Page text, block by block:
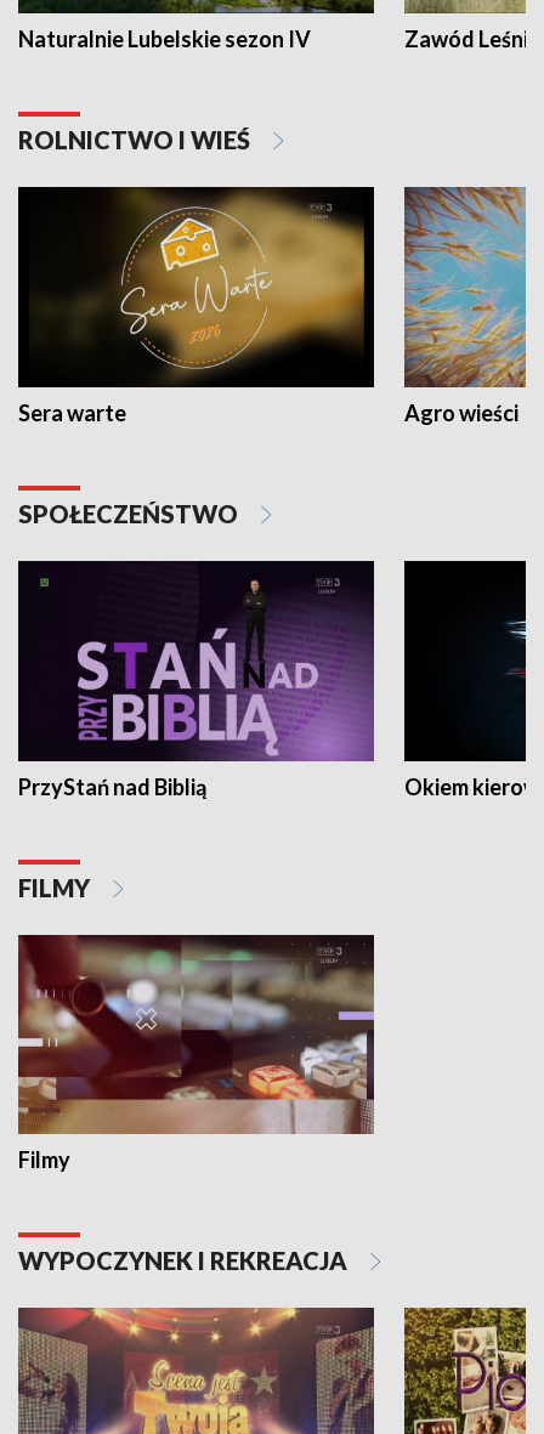
Naturalnie Lubelskie sezon IV Zawód Leśnik
ROLNICTWO I WIEŚ
Sera warte Agro wieści
SPOŁECZEŃSTWO
PrzyStań nad Biblią Okiem
FILMY
Filmy
WYPOCZYNEK I REKREACJA